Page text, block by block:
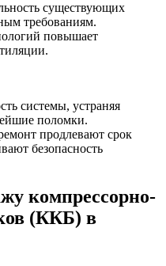
существующих
требованиям.
повышает
системы, устраняя
поломки.
продлевают срок
безопасность
компрессорно-
(ККБ) в